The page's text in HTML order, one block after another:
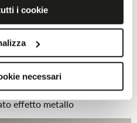
i cookie
necessari
effetto metallo